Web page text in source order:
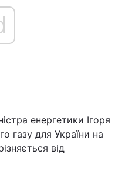
енергетики Ігоря
газу для України на
від